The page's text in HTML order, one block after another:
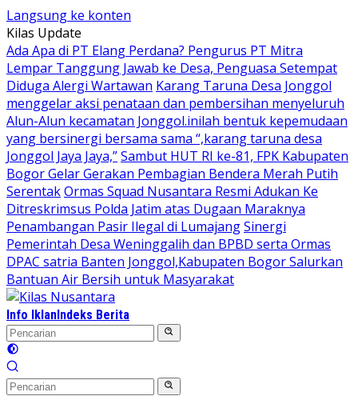
Langsung ke konten
Kilas Update
Ada Apa di PT Elang Perdana? Pengurus PT Mitra
Lempar Tanggung Jawab ke Desa, Penguasa Setempat
Diduga Alergi Wartawan Karang Taruna Desa Jonggol
menggelar aksi penataan dan pembersihan menyeluruh
Alun-Alun kecamatan Jonggol.inilah bentuk kepemudaan
yang bersinergi bersama sama “,karang taruna desa
Jonggol Jaya Jaya,”Sambut HUT RI ke-81, FPK Kabupaten
Bogor Gelar Gerakan Pembagian Bendera Merah Putih
SerentakOrmas Squad Nusantara Resmi Adukan Ke
Ditreskrimsus Polda Jatim atas Dugaan Maraknya
Penambangan Pasir Ilegal di LumajangSinergi
Pemerintah Desa Weninggalih dan BPBD serta Ormas
DPAC satria Banten Jonggol,Kabupaten Bogor Salurkan
Bantuan Air Bersih untuk Masyarakat
Info IklanIndeks Berita